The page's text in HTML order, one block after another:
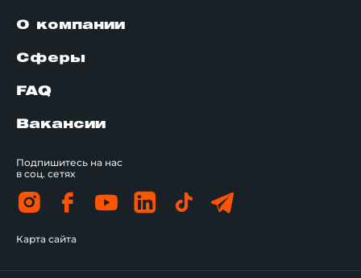
О компании
Сферы
FAQ
Вакансии
Подпишитесь на нас
в соц. сетях
Карта сайта